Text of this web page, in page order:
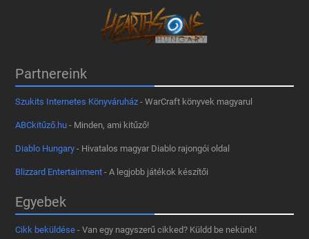
Partnereink
Szukits Internetes Könyváruház - WarCraft könyvek magyarul
ABCkitűző.hu - Minden, ami kitűző!
Diablo Hungary - Hivatalos magyar Diablo rajongói oldal
Blizzard Entertainment - A legjobb játékok készítői
Egyebek
Cikk beküldése - Van egy nagyszerű cikked? Küldd be nekünk!